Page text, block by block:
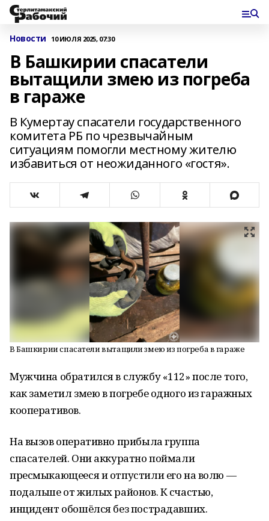
Новости 10 ИЮЛЯ 2025, 07:30
В Башкирии спасатели
вытащили змею из погреба
в гараже
В Кумертау спасатели государственного
комитета РБ по чрезвычайным
ситуациям помогли местному жителю
избавиться от неожиданного «гостя».
В Башкирии спасатели вытащили змею из погреба в гараже
Мужчина обратился в службу «112» после того,
как заметил змею в погребе одного из гаражных
кооперативов.
На вызов оперативно прибыла группа
спасателей. Они аккуратно поймали
пресмыкающееся и отпустили его на волю —
подальше от жилых районов. К счастью,
инцидент обошёлся без пострадавших.